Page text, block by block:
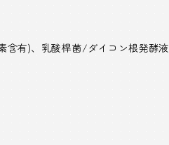
含有)、乳酸桿菌/ダイコン根発酵液